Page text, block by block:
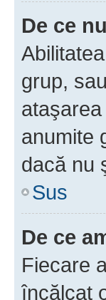
De ce
grup,
anumite
dacă nu
Sus
De ce
Fiecare
încălcat